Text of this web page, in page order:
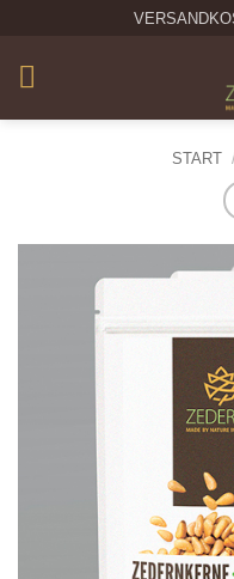
springen
START